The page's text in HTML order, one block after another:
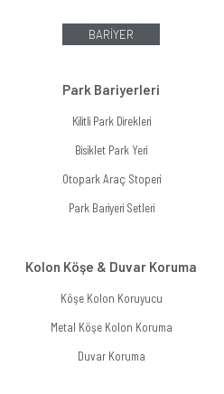
BARİYER
Park Bariyerleri
Kilitli Park Direkleri
Bisiklet Park Yeri
Otopark Araç Stoperi
Park Bariyeri Setleri
Kolon Köşe & Duvar Koruma
Köşe Kolon Koruyucu
Metal Köşe Kolon Koruma
Duvar Koruma